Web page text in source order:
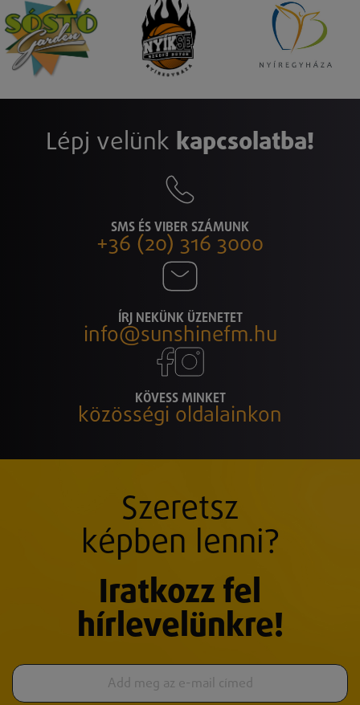
Lépj velünk kapcsolatba!
SMS ÉS VIBER SZÁMUNK
+36 (20) 316 3000
ÍRJ NEKÜNK ÜZENETET
info@sunshinefm.hu
KÖVESS MINKET
közösségi oldalainkon
Szeretsz
képben lenni?
Iratkozz fel
hírlevelünkre!